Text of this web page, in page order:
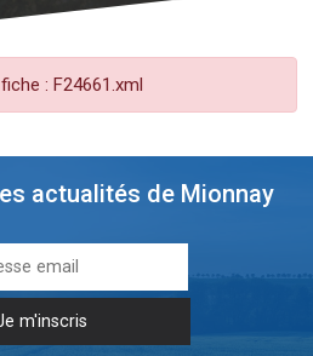
: F24661.xml
actualités de Mionnay